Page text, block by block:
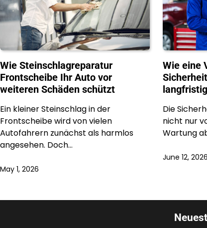
Wie Steinschlagreparatur
Frontscheibe Ihr Auto vor
weiteren Schäden schützt
Ein kleiner Steinschlag in der
Frontscheibe wird von vielen
Autofahrern zunächst als harmlos
angesehen. Doch…
May 1, 2026
Wie eine
Die
nicht nur
Wartung
June 12, 2026